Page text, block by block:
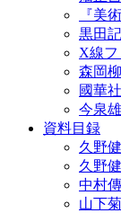
『美
黒田
X線フ
森岡
國華
今泉
資料目録
久野
久野
中村
山下